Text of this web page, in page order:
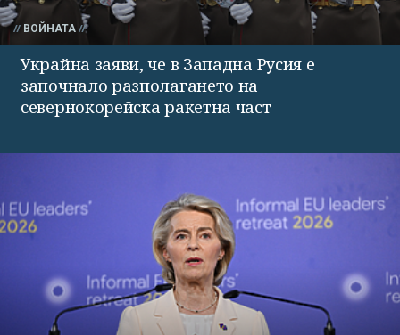
ВОЙНАТА
Украйна заяви, че в Западна Русия е
започнало разполагането на
севернокорейска ракетна част